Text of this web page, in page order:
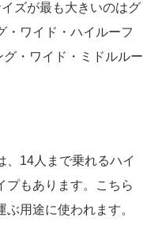
ズが最も大きいのはグ
・ワイド・ハイルーフ
・ワイド・ミドルルー
、14人まで乗れるハイ
プもあります。こちら
用途に使われます。